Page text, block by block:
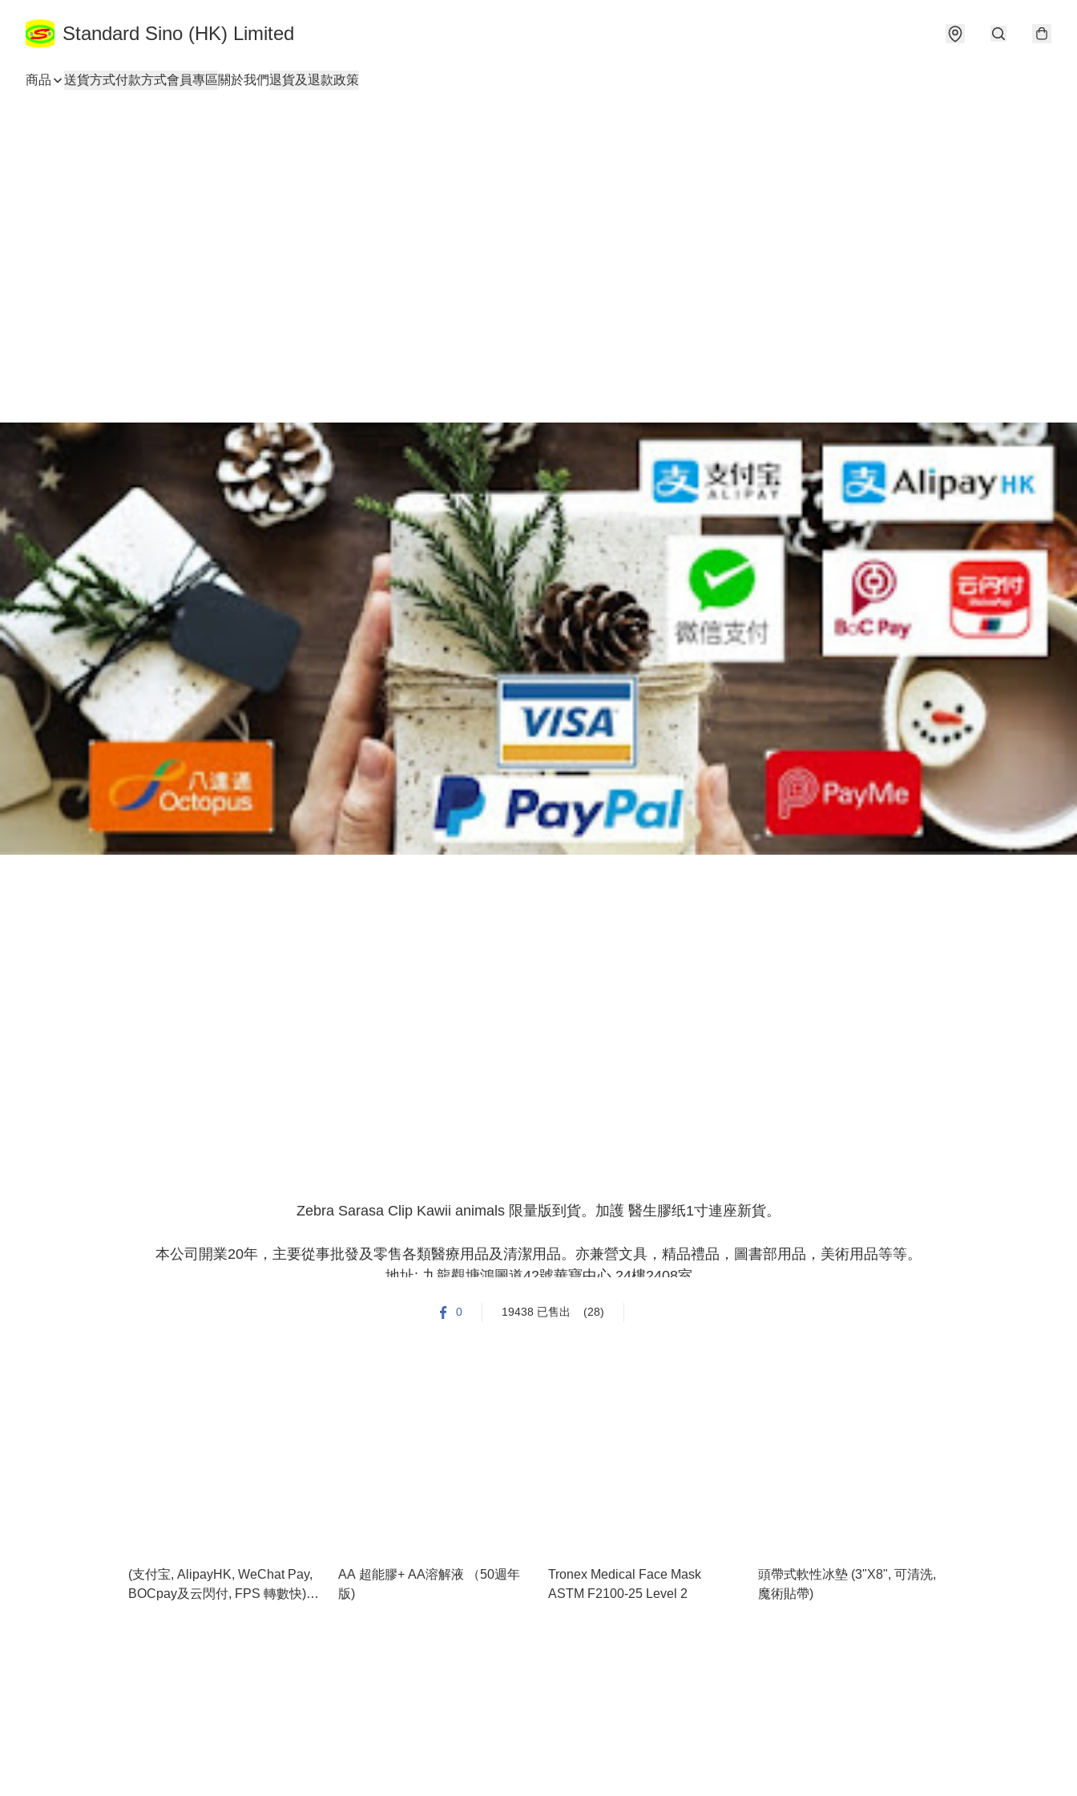
Standard Sino (HK) Limited
商品 送貨方式付款方式會員專區關於我們退貨及退款政策
Zebra Sarasa Clip Kawii animals 限量版到貨。加護 醫生膠纸1寸連座新貨。
本公司開業20年，主要從事批發及零售各類醫療用品及清潔用品。亦兼營文具，精品禮品，圖書部用品，美術用品等等。
地址: 九龍觀塘鴻圖道42號華寶中心,24樓2408室
                    星期六         (10:30 -1:00 , 2:00 - 5:00)
0 19438 已售出 (28)
(支付宝, AlipayHK, WeChat Pay,
BOCpay及云閃付, FPS 轉數快)
AA 超能膠+ AA溶解液 （50週年
版)
Tronex Medical Face Mask
ASTM F2100-25 Level 2
頭帶式軟性冰墊 (3"X8", 可清洗,
魔術貼帶)